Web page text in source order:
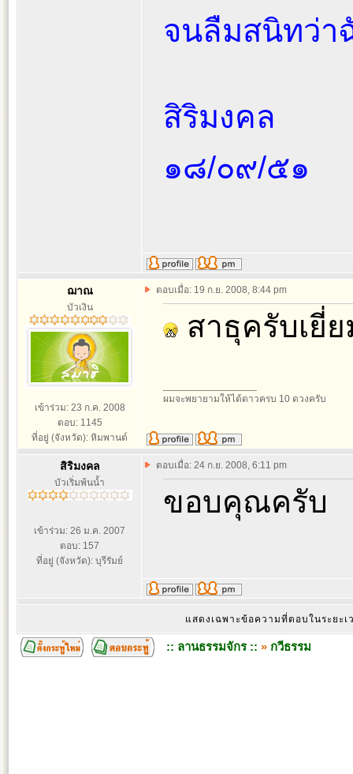
จนลืมสนิทว่า
สิริมงคล
๑๘/๐๙/๕๑
ฌาณ
บัวเงิน
เข้าร่วม: 23 ก.ค. 2008
ตอบ: 1145
ที่อยู่ (จังหวัด): หิมพานต์
ตอบเมื่อ: 19 ก.ย. 2008, 8:44 pm
สาธุครับเยี่
ผมจะพยายามให้ได้ดาวครบ 10 ดวงครับ
สิริมงคล
บัวเริ่มพ้นน้ำ
เข้าร่วม: 26 ม.ค. 2007
ตอบ: 157
ที่อยู่ (จังหวัด): บุรีรัมย์
ตอบเมื่อ: 24 ก.ย. 2008, 6:11 pm
ขอบคุณครับ
แสดงเฉพาะข้อความที่ตอบในระยะ
:: ลานธรรมจักร :: » กวีธรรม